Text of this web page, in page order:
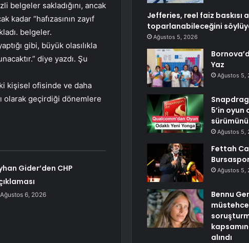
belgeler sakladığını, ancak
kadar “hafızasının zayıf
belgeler.
gibi, büyük olasılıkla
diye yazdı. Şu
kişisel ofisinde ve daha
olarak geçirdiği dönemlere
Gider’den CHP
Ağustos 6, 2026
Jefferies, reel faiz baskısı
toparlanabileceğini
Ağustos 5, 2026
Yaz
Ağustos 5,
5’in oyun
sürümünü
Ağustos 5,
Fettah
Ağustos 5,
Bennu
alındı